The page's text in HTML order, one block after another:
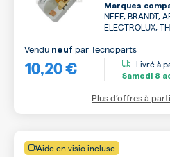
Marques
NEFF, BRANDT,
ELECTROLUX,
10,20 €
Vendu neuf parTecnoparts
Livré à
Samedi 8
Plus d’offres à
Aide en visio incluse